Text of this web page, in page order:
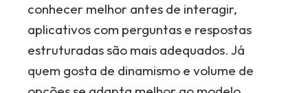
conhecer melhor antes de interagir,
aplicativos com perguntas e respostas
estruturadas são mais adequados. Já
quem gosta de dinamismo e volume de